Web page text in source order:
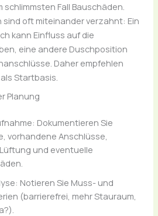
Fall Bauschäden.
oft miteinander verzahnt: Ein
kann Einfluss auf die
eine andere Duschposition
Daher empfehlen
Startbasis.
Planung
Dokumentieren Sie
vorhandene Anschlüsse,
und eventuelle
Notieren Sie Muss- und
(barrierefrei, mehr Stauraum,